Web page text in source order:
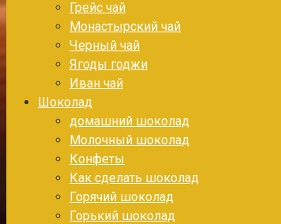
Грейс чай
Монастырский чай
Черный чай
Ягоды годжи
Иван чай
Шоколад
домашний шоколад
Молочный шоколад
Конфеты
Как сделать шоколад
Горячий шоколад
Горький шоколад